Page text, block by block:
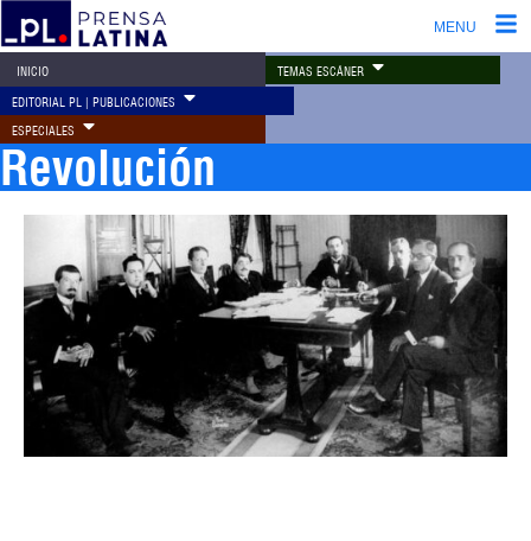
MENU
INICIO TEMAS ESCÁNER
EDITORIAL PL | PUBLICACIONES
ESPECIALES
Revolución